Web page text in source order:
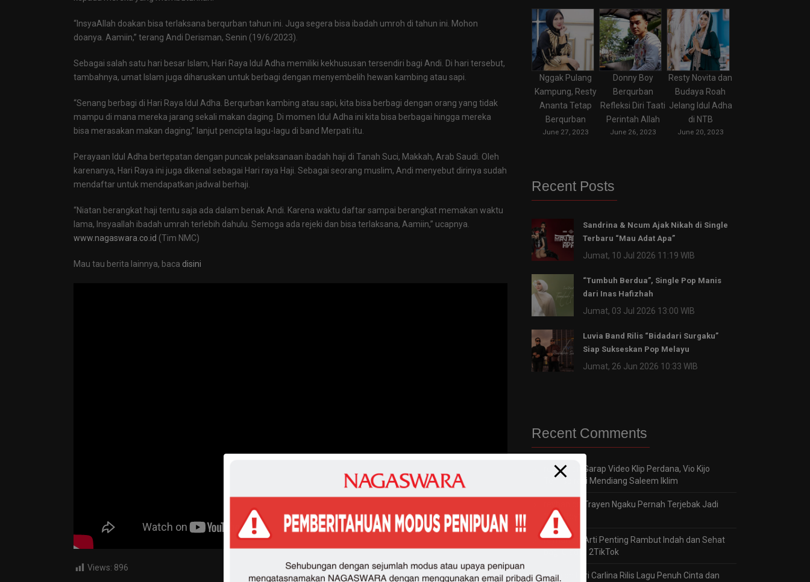
“InsyaAllah doakan bisa terlaksana berqurban tahun ini. Juga segera bisa ibadah umroh di tahun ini. Mohon
doanya. Aamiin,” terang Andi Derisman, Senin (19/6/2023).
Sebagai salah satu hari besar Islam, Hari Raya Idul Adha memiliki kekhususan tersendiri bagi Andi. Di hari tersebut,
tambahnya, umat Islam juga diharuskan untuk berbagi dengan menyembelih hewan kambing atau sapi.
“Senang berbagi di Hari Raya Idul Adha. Berqurban kambing atau sapi, kita bisa berbagi dengan orang yang tidak
mampu di mana mereka jarang sekali makan daging. Di momen Idul Adha ini kita bisa berbagai hingga mereka
bisa merasakan makan daging,” lanjut pencipta lagu-lagu di band Merpati itu.
Perayaan Idul Adha bertepatan dengan puncak pelaksanaan ibadah haji di Tanah Suci, Makkah, Arab Saudi. Oleh
karenanya, Hari Raya ini juga dikenal sebagai Hari raya Haji. Sebagai seorang muslim, Andi menyebut dirinya sudah
mendaftar untuk mendapatkan jadwal berhaji.
“Niatan berangkat haji tentu saja ada dalam benak Andi. Karena waktu daftar sampai berangkat memakan waktu
lama, Insyaallah ibadah umrah terlebih dahulu. Semoga ada rejeki dan bisa terlaksana, Aamiin,” ucapnya.
www.nagaswara.co.id (Tim NMC)
Mau tau berita lainnya, baca disini
Views: 896
Nggak Pulang
Kampung, Resty
Ananta Tetap
Berqurban
June 27, 2023
Donny Boy
Berqurban
Refleksi Diri Taati
Perintah Allah
June 26, 2023
Resty Novita dan
Budaya Roah
Jelang Idul Adha
di NTB
June 20, 2023
Recent Posts
Sandrina & Ncum Ajak Nikah di Single
Terbaru “Mau Adat Apa”
Jumat, 10 Jul 2026 11:19 WIB
“Tumbuh Berdua”, Single Pop Manis
dari Inas Hafizhah
Jumat, 03 Jul 2026 13:00 WIB
Luvia Band Rilis “Bidadari Surgaku”
Siap Sukseskan Pop Melayu
Jumat, 26 Jun 2026 10:33 WIB
Recent Comments
reyhan
Garap Video Klip Perdana, Vio Kijo
Terinspirasi Mendiang Saleem Iklim
Trayen Ngaku Pernah Terjebak Jadi
“Bad Boy”
reyhanon
Arti Penting Rambut Indah dan Sehat
bagi Gladys 2TikTok
Panji
Fitri Carlina Rilis Lagu Penuh Cinta dan